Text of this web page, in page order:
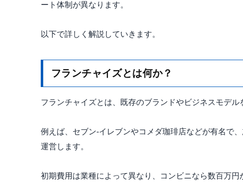
ート体制が異なります。
以下で詳しく解説していきます。
フランチャイズとは何か？
フランチャイズとは、既存のブランドやビジネスモデ
例えば、セブン-イレブンやコメダ珈琲店などが有名で
運営します。
初期費用は業種によって異なり、コンビニなら数百万円